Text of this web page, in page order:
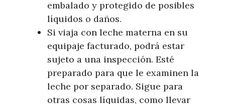
embalado y protegido de posibles
líquidos o daños.
Si viaja con leche materna en su
equipaje facturado, podrá estar
sujeto a una inspección. Esté
preparado para que le examinen la
leche por separado. Sigue para
otras cosas líquidas, como llevar